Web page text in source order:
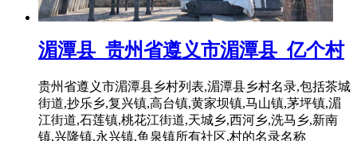
湄潭县_贵州省遵义市湄潭县_亿个村
贵州省遵义市湄潭县乡村列表,湄潭县乡村名录,包括茶城
街道,抄乐乡,复兴镇,高台镇,黄家坝镇,马山镇,茅坪镇,湄
江街道,石莲镇,桃花江街道,天城乡,西河乡,洗马乡,新南
镇,兴隆镇,永兴镇,鱼泉镇所有社区,村的名录名称